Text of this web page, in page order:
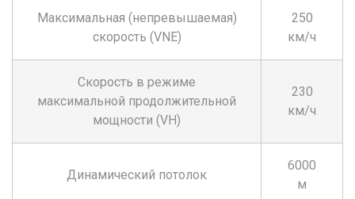
Максимальная (непревышаемая)
скорость (VNE)
250
км/ч
Скорость в режиме
максимальной продолжительной
мощности (VH)
230
км/ч
Динамический потолок
6000
м